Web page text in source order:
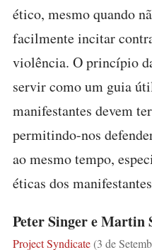
ético, mesmo quando
facilmente incitar
violência. O princípio
servir como um guia
manifestantes devem
permitindo-nos
ao mesmo tempo,
éticas dos
Peter Singer e Martin
Project Syndicate(3 de